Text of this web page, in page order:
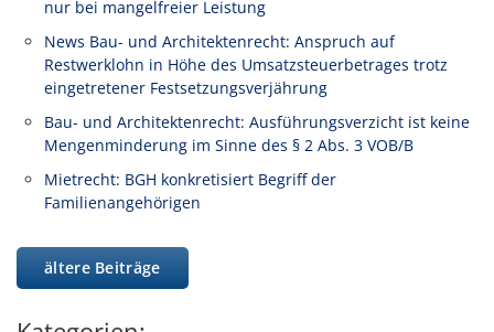
nur bei mangelfreier Leistung
News Bau- und Architektenrecht: Anspruch auf
Restwerklohn in Höhe des Umsatzsteuerbetrages trotz
eingetretener Festsetzungsverjährung
Bau- und Architektenrecht: Ausführungsverzicht ist keine
Mengenminderung im Sinne des § 2 Abs. 3 VOB/B
Mietrecht: BGH konkretisiert Begriff der
Familienangehörigen
ältere Beiträge